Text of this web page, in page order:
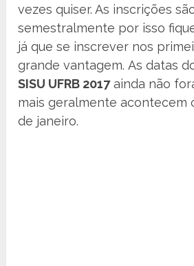
vezes quiser. As inscrições
semestralmente por isso
já que se inscrever nos
grande vantagem. As datas
SISU UFRB 2017ainda não
mais geralmente acontecem
de janeiro.